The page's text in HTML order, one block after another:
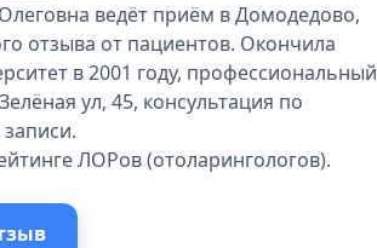
ведёт приём в Домодедово,
отзыва от пациентов. Окончила
в 2001 году, профессиональный
ул, 45, консультация по
ЛОРов (отоларингологов).